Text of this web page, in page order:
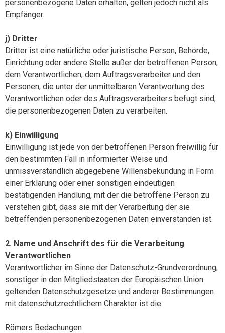
personenbezogene Daten erhalten, gelten jedoch nicht als
Empfänger.
j) Dritter
Dritter ist eine natürliche oder juristische Person, Behörde,
Einrichtung oder andere Stelle außer der betroffenen Person,
dem Verantwortlichen, dem Auftragsverarbeiter und den
Personen, die unter der unmittelbaren Verantwortung des
Verantwortlichen oder des Auftragsverarbeiters befugt sind,
die personenbezogenen Daten zu verarbeiten.
k) Einwilligung
Einwilligung ist jede von der betroffenen Person freiwillig für
den bestimmten Fall in informierter Weise und
unmissverständlich abgegebene Willensbekundung in Form
einer Erklärung oder einer sonstigen eindeutigen
bestätigenden Handlung, mit der die betroffene Person zu
verstehen gibt, dass sie mit der Verarbeitung der sie
betreffenden personenbezogenen Daten einverstanden ist.
2. Name und Anschrift des für die Verarbeitung
Verantwortlichen
Verantwortlicher im Sinne der Datenschutz-Grundverordnung,
sonstiger in den Mitgliedstaaten der Europäischen Union
geltenden Datenschutzgesetze und anderer Bestimmungen
mit datenschutzrechtlichem Charakter ist die:
Römers Bedachungen